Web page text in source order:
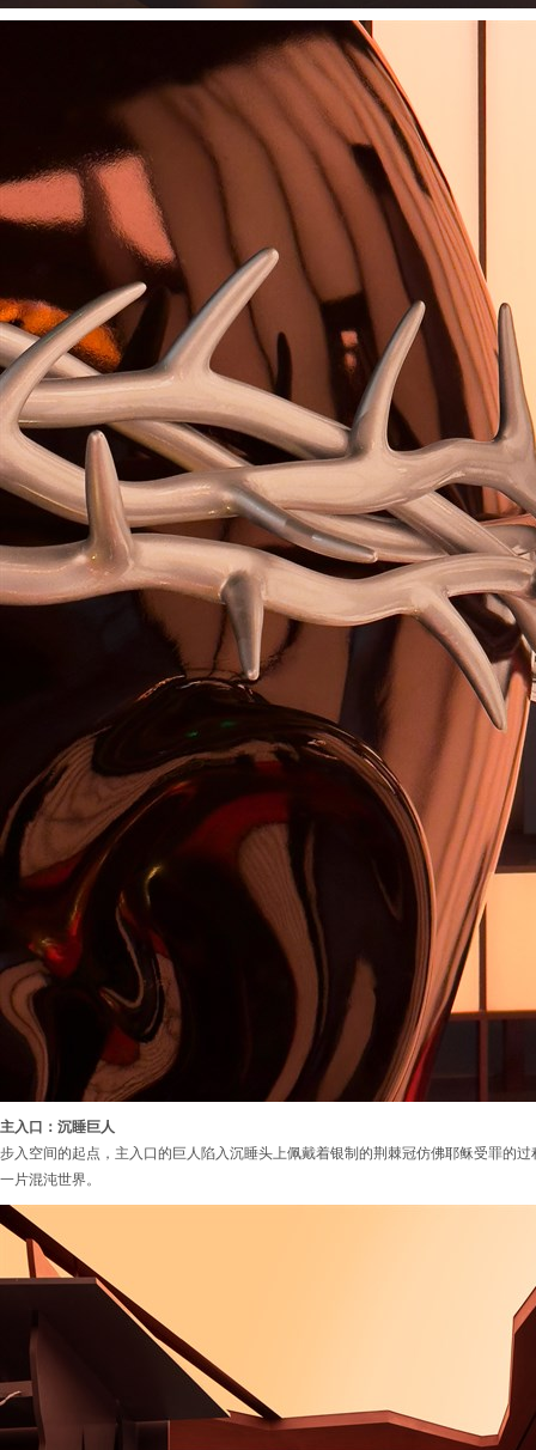
主入口：沉睡巨人
步入空间的起点，主入口的巨人陷入沉睡头上佩戴着银制的荆棘冠仿佛耶稣受罪的
一片混沌世界。